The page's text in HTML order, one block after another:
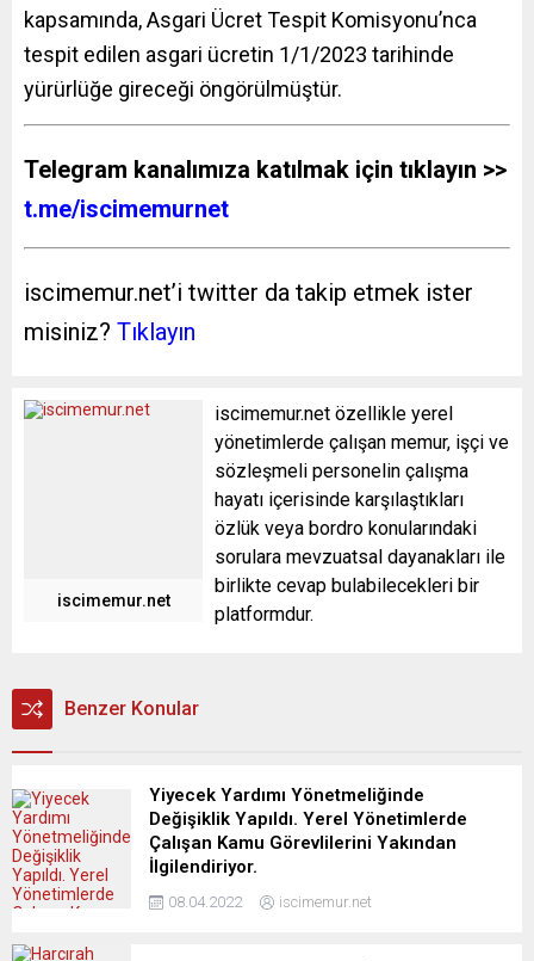
kapsamında, Asgari Ücret Tespit Komisyonu’nca
tespit edilen asgari ücretin 1/1/2023 tarihinde
yürürlüğe gireceği öngörülmüştür.
Telegram kanalımıza katılmak için tıklayın >>
t.me/iscimemurnet
iscimemur.net’i twitter da takip etmek ister
misiniz? Tıklayın
iscimemur.net
iscimemur.net özellikle yerel
yönetimlerde çalışan memur, işçi ve
sözleşmeli personelin çalışma
hayatı içerisinde karşılaştıkları
özlük veya bordro konularındaki
sorulara mevzuatsal dayanakları ile
birlikte cevap bulabilecekleri bir
platformdur.
Benzer Konular
Yiyecek Yardımı Yönetmeliğinde
Değişiklik Yapıldı. Yerel Yönetimlerde
Çalışan Kamu Görevlilerini Yakından
İlgilendiriyor.
08.04.2022 iscimemur.net